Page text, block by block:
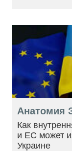
Анатомия
Как
и ЕС может
Украине